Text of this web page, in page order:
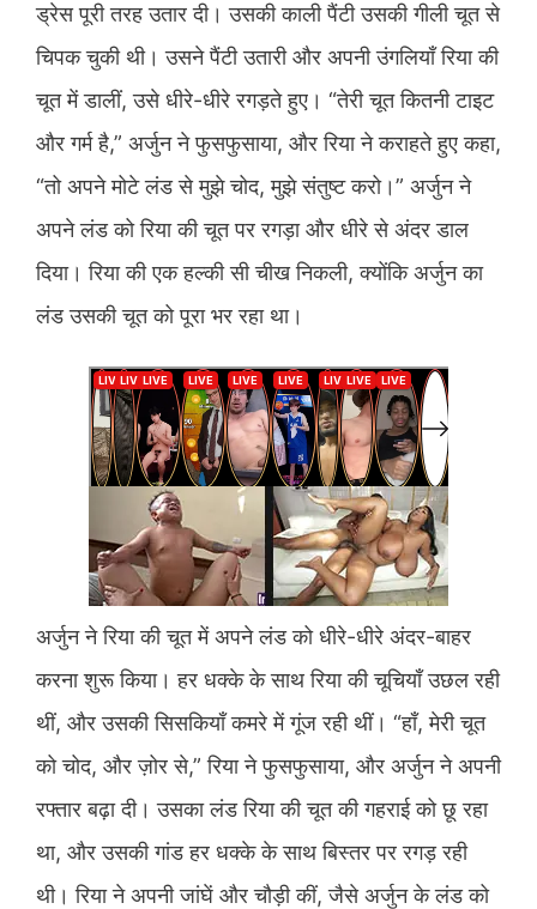
ड्रेस पूरी तरह उतार दी। उसकी काली पैंटी उसकी गीली चूत से
चिपक चुकी थी। उसने पैंटी उतारी और अपनी उंगलियाँ रिया की
चूत में डालीं, उसे धीरे-धीरे रगड़ते हुए। “तेरी चूत कितनी टाइट
और गर्म है,” अर्जुन ने फुसफुसाया, और रिया ने कराहते हुए कहा,
“तो अपने मोटे लंड से मुझे चोद, मुझे संतुष्ट करो।” अर्जुन ने
अपने लंड को रिया की चूत पर रगड़ा और धीरे से अंदर डाल
दिया। रिया की एक हल्की सी चीख निकली, क्योंकि अर्जुन का
लंड उसकी चूत को पूरा भर रहा था।
अर्जुन ने रिया की चूत में अपने लंड को धीरे-धीरे अंदर-बाहर
करना शुरू किया। हर धक्के के साथ रिया की चूचियाँ उछल रही
थीं, और उसकी सिसकियाँ कमरे में गूंज रही थीं। “हाँ, मेरी चूत
को चोद, और ज़ोर से,” रिया ने फुसफुसाया, और अर्जुन ने अपनी
रफ्तार बढ़ा दी। उसका लंड रिया की चूत की गहराई को छू रहा
था, और उसकी गांड हर धक्के के साथ बिस्तर पर रगड़ रही
थी। रिया ने अपनी जांघें और चौड़ी कीं, जैसे अर्जुन के लंड को